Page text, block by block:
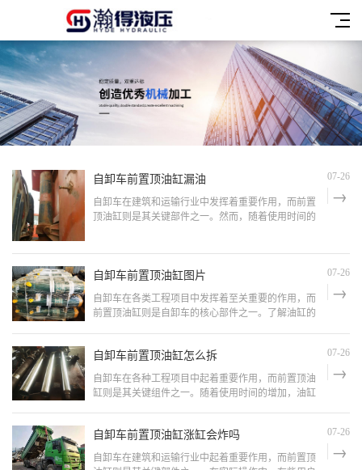
自卸车前置顶油缸漏油 07-26
自卸车在建筑和运输行业中发挥着重要作用，而前置
顶油缸则是其关键部件之一。然而，随着使用时间的
防措施。自卸车前置顶油缸漏油的原因：1. 密封件老
自卸车前置顶油缸图片 07-26
自卸车在各类工程项目中发挥着至关重要的作用，而
前置顶油缸则是自卸车的核心部件之一。了解油缸的
析，帮助读者更好地了解自卸车前置顶油缸。自卸车
前置顶油缸的结构：1. 外观及主要部件介绍 自卸车
自卸车前置顶油缸怎么拆 07-26
自卸车在各种工程项目中起着重要作用，而前置顶油
缸则是其关键组件之一。随着使用时间的增加，油缸
拆卸步骤和注意事项，帮助读者轻松完成这一任务。
自卸车前置顶油缸拆前准备工作：1. 工具和设备准备
&n
自卸车前置顶油缸涨缸会炸吗 07-26
自卸车在建筑和运输行业中起着重要作用，而前置顶